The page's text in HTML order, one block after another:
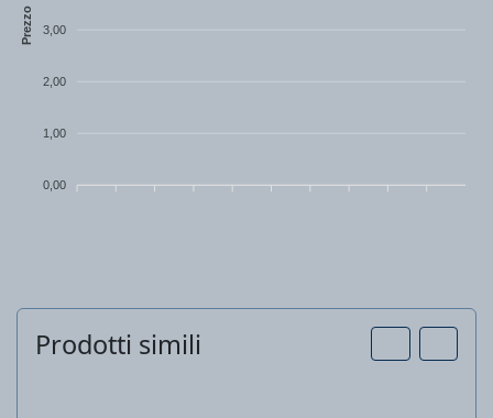
3,00
2,00
1,00
0,00
Prezzo
Prodotti simili